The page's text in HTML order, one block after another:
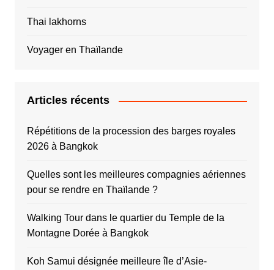
Thai lakhorns
Voyager en Thaïlande
Articles récents
Répétitions de la procession des barges royales
2026 à Bangkok
Quelles sont les meilleures compagnies aériennes
pour se rendre en Thaïlande ?
Walking Tour dans le quartier du Temple de la
Montagne Dorée à Bangkok
Koh Samui désignée meilleure île d’Asie-